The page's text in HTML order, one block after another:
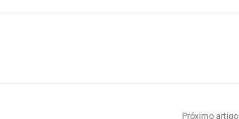
Próximo artigo